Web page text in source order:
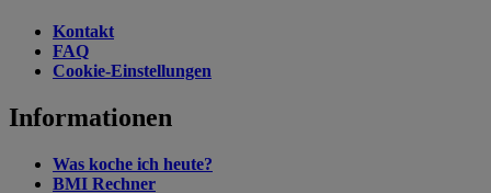
Kontakt
FAQ
Cookie-Einstellungen
Informationen
Was koche ich heute?
BMI Rechner